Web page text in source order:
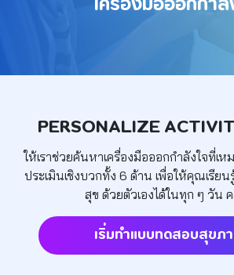
PERSONALIZE
ให้เราช่วยค้นหาเครื่องมือออกกำลังใจที่เ
ประเมินเชิงบวกทั้ง 6 ด้าน เพื่อให้คุณเรีย
สุข ด้วยตัวเองได้ในทุก ๆ วัน ค
เริ่มทำแบบทดสอบสุขภ